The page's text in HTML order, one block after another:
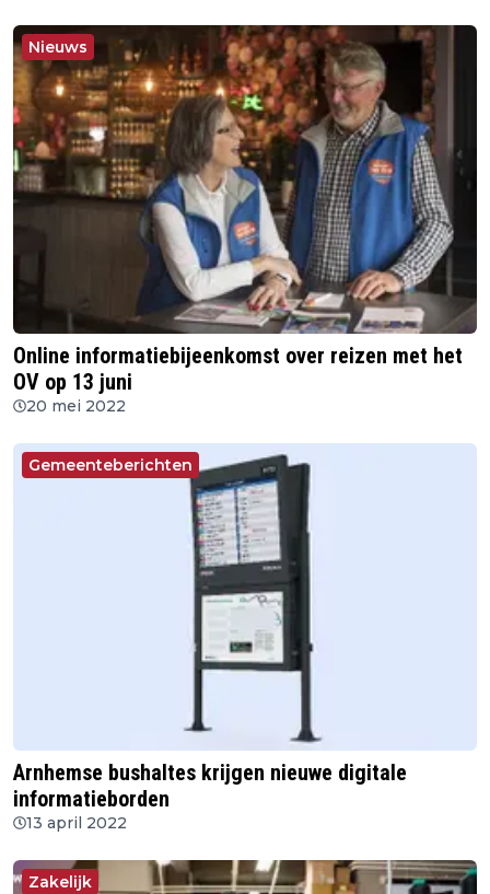
Nieuws
Online informatiebijeenkomst over reizen met het
OV op 13 juni
20 mei 2022
Gemeenteberichten
Arnhemse bushaltes krijgen nieuwe digitale
informatieborden
13 april 2022
Zakelijk